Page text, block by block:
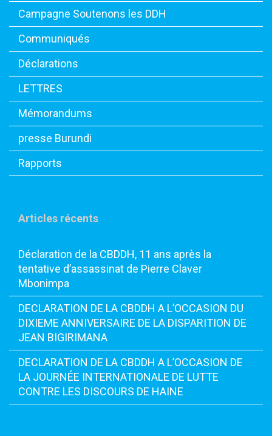
Campagne Soutenons les DDH
Communiqués
Déclarations
LETTRES
Mémorandums
presse Burundi
Rapports
Articles récents
Déclaration de la CBDDH, 11 ans après la
tentative d’assassinat de Pierre Claver
Mbonimpa
DECLARATION DE LA CBDDH A L’OCCASION DU
DIXIEME ANNIVERSAIRE DE LA DISPARITION DE
JEAN BIGIRIMANA
DECLARATION DE LA CBDDH A L’OCCASION DE
LA JOURNÉE INTERNATIONALE DE LUTTE
CONTRE LES DISCOURS DE HAINE